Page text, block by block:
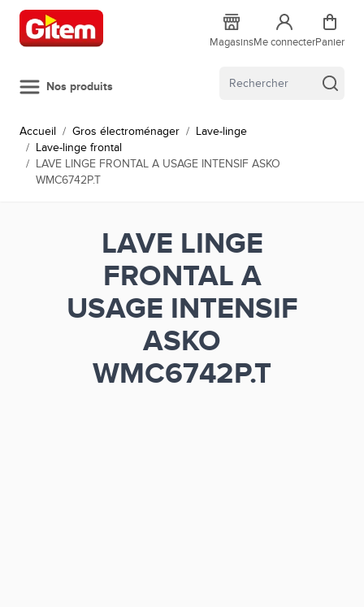
Allez au contenu
MagasinsMe connecterPanier
Nos produits
Accueil / Gros électroménager / Lave-linge
/ Lave-linge frontal
/ LAVE LINGE FRONTAL A USAGE INTENSIF ASKO
WMC6742P.T
LAVE LINGE
FRONTAL A
USAGE INTENSIF
ASKO
WMC6742P.T